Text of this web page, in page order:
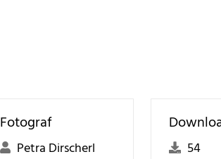
Fotograf
Petra Dirscherl 54